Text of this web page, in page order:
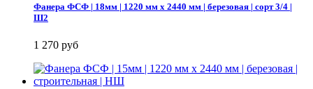
Фанера ФСФ | 18мм | 1220 мм х 2440 мм | березовая | сорт 3/4 |
Ш2
1 270 руб